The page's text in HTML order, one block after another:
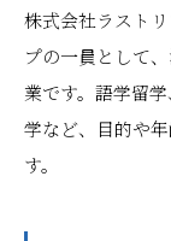
株式会社ラスト
プの一員として
業です。語学留
学など、目的や
す。